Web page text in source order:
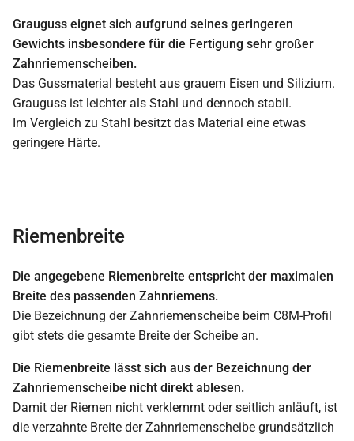
Grauguss eignet sich aufgrund seines geringeren
Gewichts insbesondere für die Fertigung sehr großer
Zahnriemenscheiben.
Das Gussmaterial besteht aus grauem Eisen und Silizium.
Grauguss ist leichter als Stahl und dennoch stabil.
Im Vergleich zu Stahl besitzt das Material eine etwas
geringere Härte.
Riemenbreite
Die angegebene Riemenbreite entspricht der maximalen
Breite des passenden Zahnriemens.
Die Bezeichnung der Zahnriemenscheibe beim C8M-Profil
gibt stets die gesamte Breite der Scheibe an.
Die Riemenbreite lässt sich aus der Bezeichnung der
Zahnriemenscheibe nicht direkt ablesen.
Damit der Riemen nicht verklemmt oder seitlich anläuft, ist
die verzahnte Breite der Zahnriemenscheibe grundsätzlich